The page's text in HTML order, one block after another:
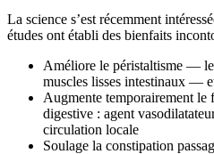
La science s’est récemment
études ont établi des bienfaits
Améliore le péristaltisme —
muscles lisses intestinaux —
Augmente temporairement le
digestive : agent
circulation locale
Soulage la constipation